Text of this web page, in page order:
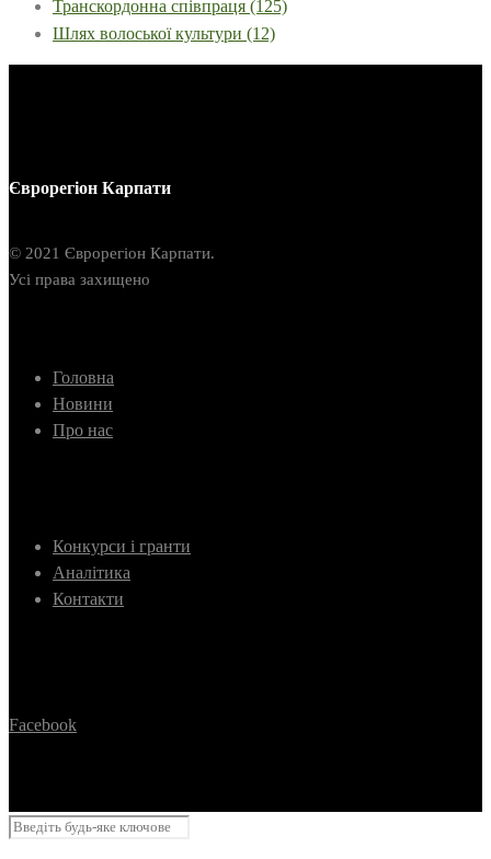
Транскордонна співпраця (125)
Шлях волоської культури (12)
Єврорегіон Карпати
© 2021 Єврорегіон Карпати.
Усі права захищено
Головна
Новини
Про нас
Конкурси і гранти
Аналітика
Контакти
Facebook